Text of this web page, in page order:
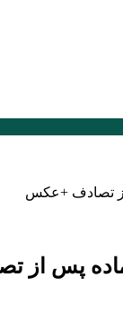
از تصادف +عکس
ماده پس